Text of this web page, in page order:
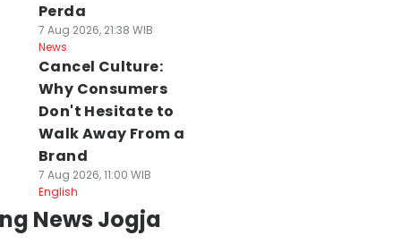
Perda
7 Aug 2026, 21:38 WIB
News
Cancel Culture:
Why Consumers
Don't Hesitate to
Walk Away From a
Brand
7 Aug 2026, 11:00 WIB
English
News Jogja